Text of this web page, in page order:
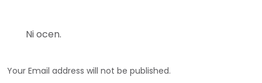
Ni ocen.
Your Email address will not be published.